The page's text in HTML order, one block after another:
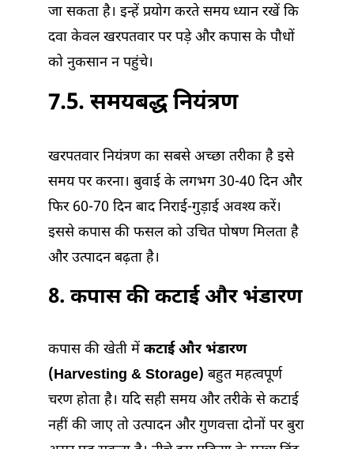
जा सकता है। इन्हें प्रयोग करते समय ध्यान रखें कि
दवा केवल खरपतवार पर पड़े और कपास के पौधों
को नुकसान न पहुंचे।
7.5. समयबद्ध नियंत्रण
खरपतवार नियंत्रण का सबसे अच्छा तरीका है इसे
समय पर करना। बुवाई के लगभग 30-40 दिन और
फिर 60-70 दिन बाद निराई-गुड़ाई अवश्य करें।
इससे कपास की फसल को उचित पोषण मिलता है
और उत्पादन बढ़ता है।
8. कपास की कटाई और भंडारण
कपास की खेती में कटाई और भंडारण
(Harvesting & Storage) बहुत महत्वपूर्ण
चरण होता है। यदि सही समय और तरीके से कटाई
नहीं की जाए तो उत्पादन और गुणवत्ता दोनों पर बुरा